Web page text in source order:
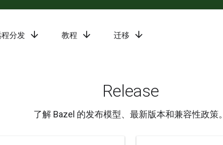
分发 arrow_downward 教程 arrow_downward 迁移 arrow_downward
Release
了解 Bazel 的发布模型、最新版本和兼容性政策。